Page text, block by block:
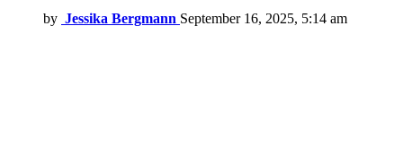
by Jessika Bergmann September 16, 2025, 5:14 am